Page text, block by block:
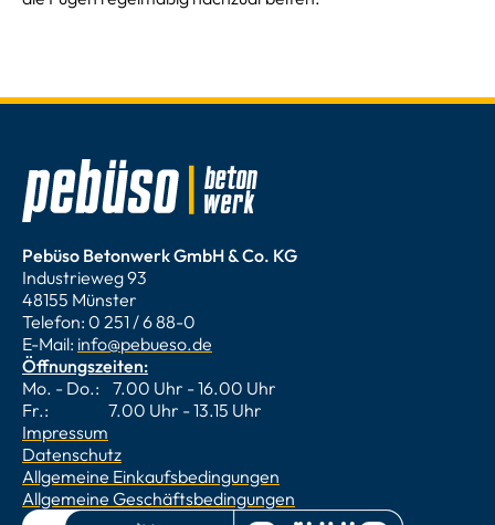
Pebüso Betonwerk GmbH & Co. KG
Industrieweg 93
48155 Münster
Telefon: 0 251 / 6 88-0
E-Mail: info@pebueso.de
Öffnungszeiten:
Mo. - Do.: 7.00 Uhr - 16.00 Uhr
Fr.: 7.00 Uhr - 13.15 Uhr
Impressum
Datenschutz
Allgemeine Einkaufsbedingungen
Allgemeine Geschäftsbedingungen